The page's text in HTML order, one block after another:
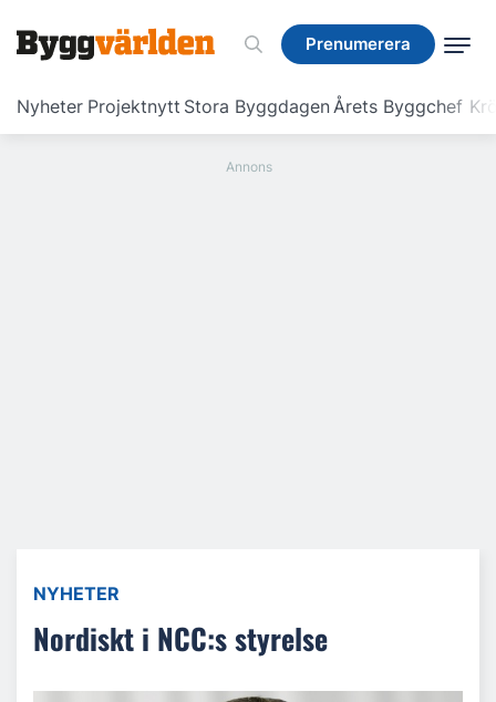
Prenumerera
Nyheter Projektnytt Stora ByggdagenÅrets Byggchef
Prenumerera
NYHETER
Nordiskt i NCC:s styrelse